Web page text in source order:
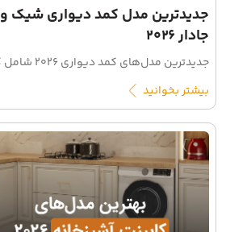
جدیدترین مدل کمد دیواری شیک و
جادار ۲۰۲۶
بیشتر بخوانید